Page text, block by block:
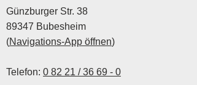
Günzburger Str. 38
89347 Bubesheim
(Navigations-App öffnen)
Telefon: 0 82 21 / 36 69 - 0